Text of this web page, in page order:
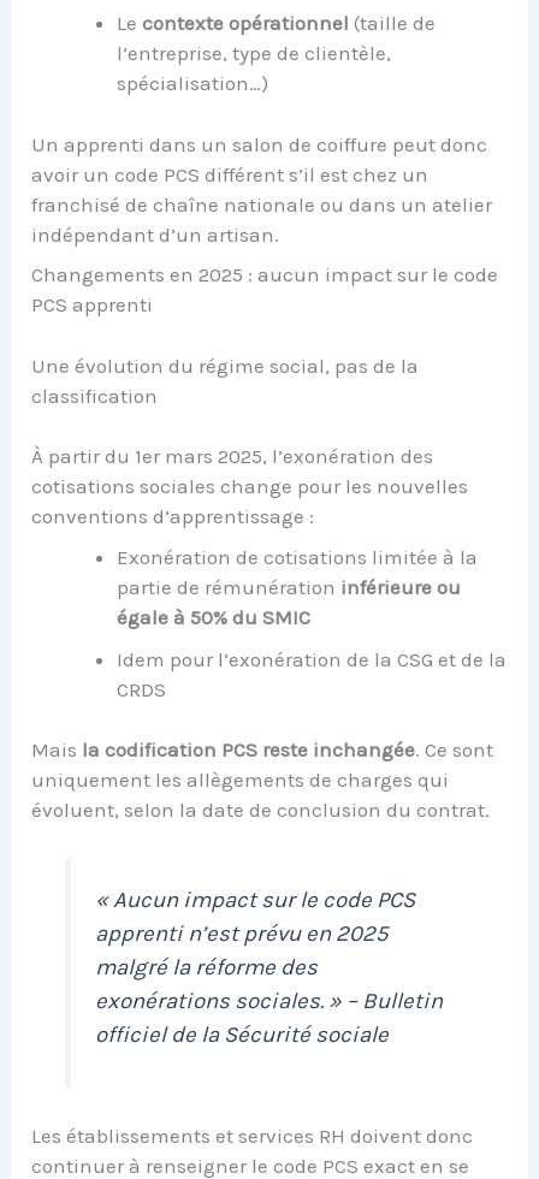
Lecontexte opérationnel (taille de
l’entreprise, type de clientèle,
spécialisation…)
Un apprenti dans un salon de coiffure peut donc
avoir un code PCS différent s’il est chez un
franchisé de chaîne nationale ou dans un atelier
indépendant d’un artisan.
Changements en 2025 : aucun impact sur le code
PCS apprenti
Une évolution du régime social, pas de la
classification
À partir du 1er mars 2025, l’exonération des
cotisations sociales change pour les nouvelles
conventions d’apprentissage :
Exonération de cotisations limitée à la
partie de rémunération inférieure ou
égale à 50% du SMIC
Idem pour l’exonération de la CSG et de la
CRDS
Mais la codification PCS reste inchangée. Ce sont
uniquement les allègements de charges qui
évoluent, selon la date de conclusion du contrat.
« Aucun impact sur le code PCS
apprenti n’est prévu en 2025
malgré la réforme des
exonérations sociales. » – Bulletin
officiel de la Sécurité sociale
Les établissements et services RH doivent donc
continuer à renseigner le code PCS exact en se